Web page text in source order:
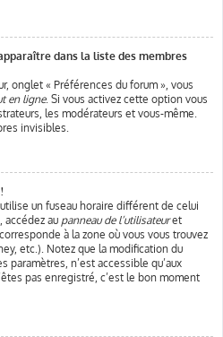
dans la liste des membres
onglet « Préférences du forum », vous
en ligne. Si vous activez cette option vous
les modérateurs et vous-même.
invisibles.
un fuseau horaire différent de celui
accédez au panneau de l’utilisateuret
à la zone où vous vous trouvez
etc.). Notez que la modification du
paramètres, n’est accessible qu’aux
pas enregistré, c’est le bon moment